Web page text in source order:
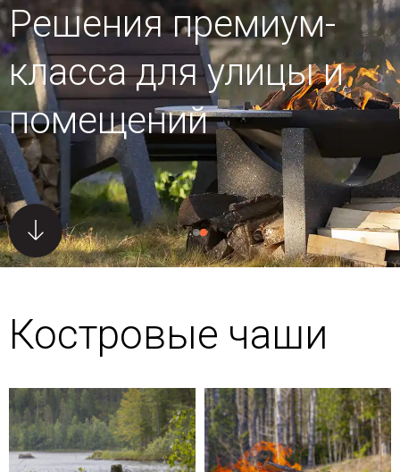
Решения премиум-
класса для улицыи
помещений
Костровые чаши